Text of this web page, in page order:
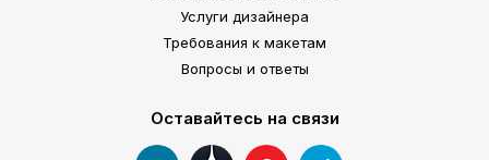
Услуги дизайнера
Требования к макетам
Вопросы и ответы
Оставайтесь на связи